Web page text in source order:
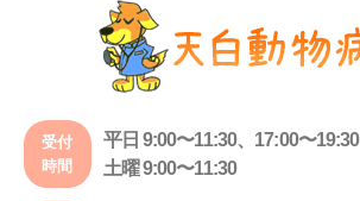
受付
時間
平日 9:00〜11:30、17:00〜19:30
土曜 9:00〜11:30